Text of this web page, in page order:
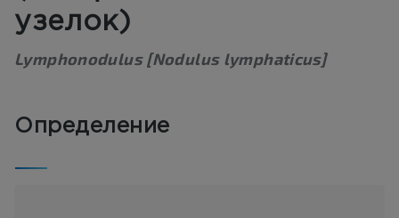
узелок)
Lymphonodulus [Nodulus lymphaticus]
Определение